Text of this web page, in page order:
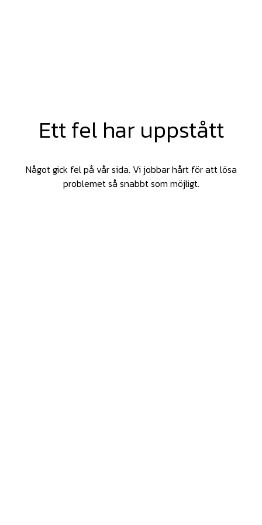
Ett fel har uppstått
Något gick fel på vår sida. Vi jobbar hårt för att lösa
problemet så snabbt som möjligt.